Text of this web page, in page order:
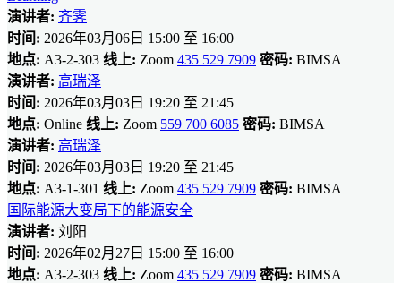
演讲者: 齐霁
时间: 2026年03月06日 15:00 至 16:00
地点: A3-2-303 线上: Zoom 435 529 7909 密码: BIMSA
演讲者: 高瑞泽
时间: 2026年03月03日 19:20 至 21:45
地点: Online 线上: Zoom 559 700 6085 密码: BIMSA
演讲者: 高瑞泽
时间: 2026年03月03日 19:20 至 21:45
地点: A3-1-301 线上: Zoom 435 529 7909 密码: BIMSA
国际能源大变局下的能源安全
演讲者: 刘阳
时间: 2026年02月27日 15:00 至 16:00
地点: A3-2-303 线上: Zoom 435 529 7909 密码: BIMSA